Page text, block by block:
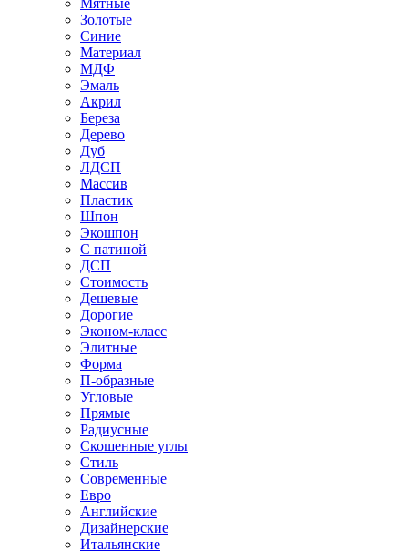
Мятные
Золотые
Синие
Материал
МДФ
Эмаль
Акрил
Береза
Дерево
Дуб
ЛДСП
Массив
Пластик
Шпон
Экошпон
С патиной
ДСП
Стоимость
Дешевые
Дорогие
Эконом-класс
Элитные
Форма
П-образные
Угловые
Прямые
Радиусные
Скошенные углы
Стиль
Современные
Евро
Английские
Дизайнерские
Итальянские